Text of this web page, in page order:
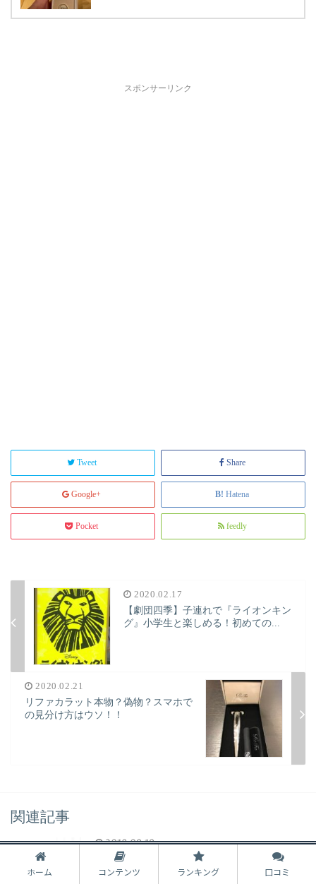
スポンサーリンク
Tweet Share
Google+ Hatena
Pocket feedly
2020.02.17
【劇団四季】子連れで『ライオンキン
グ』小学生と楽しめる！初めての...
2020.02.21
リファカラット本物？偽物？スマホで
の見分け方はウソ！！
関連記事
2018.09.19
ホワイトニングしてみた☆白い歯はアンチエイ
ジング効果バツグン？！
ホーム コンテンツ ランキング 口コミ